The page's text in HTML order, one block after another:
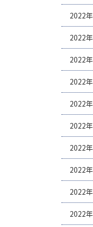
2022
2022
2022
2022
2022
2022
2022
2022
2022
2022